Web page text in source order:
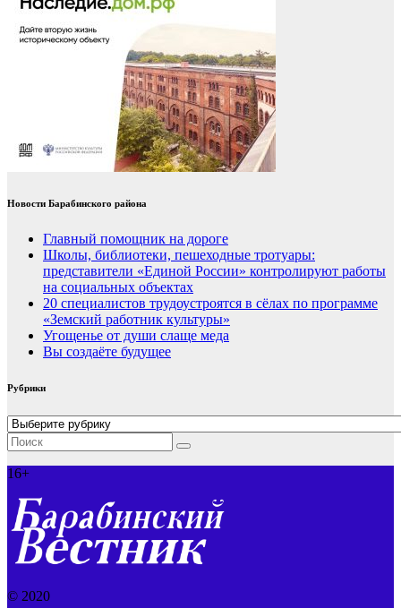
Новости Барабинского района
Главный помощник на дороге
Школы, библиотеки, пешеходные тротуары:
представители «Единой России» контролируют работы
на социальных объектах
20 специалистов трудоустроятся в сёлах по программе
«Земский работник культуры»
Угощенье от души слаще меда
Вы создаёте будущее
Рубрики
Рубрики
16+
© 2020